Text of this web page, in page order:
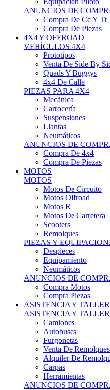
Compra De Cc Y Tt
Compra De Piezas
4X4 Y OFFROAD
VEHÍCULOS 4X4
Prototipos
Venta De Side By
Quads Y Buggys
4x4 De Calle
PIEZAS PARA 4X4
Mecánica
Carrocería
Suspensiones
Llantas
Neumáticos
ANUNCIOS DE COMPRA
Compra De 4x4
Compra De Piezas
MOTOS
MOTOS
Motos De Circuito
Motos Offroad
Motos R
Motos De Carretera
Scooters
Remolques
PIEZAS Y
Despieces
Equipamiento
Neumáticos
ANUNCIOS DE COMPRA
Compra Motos
Compra Piezas
ASISTENCIA Y TALLER
ASISTENCIA Y TALLER
Camiones
Autobuses
Furgonetas
Venta De Remolques
Alquiler De
Carpas
Herramientas
ANUNCIOS DE COMPRA
Compra De